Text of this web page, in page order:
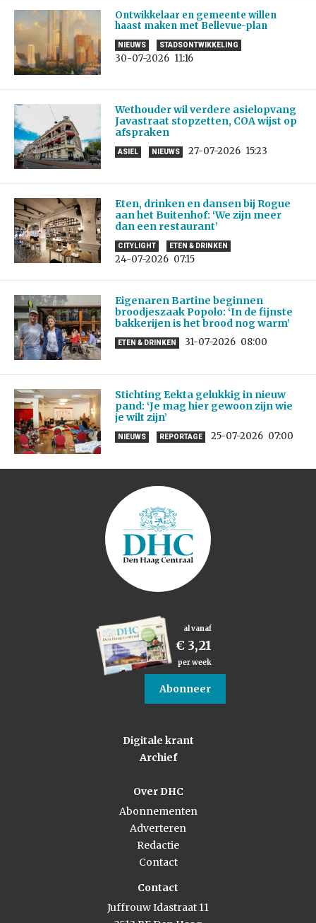
Ontwikkelaar en gemeente willen
haast maken met Bellevue-plan
NIEUWS STADSONTWIKKELING
30-07-2026 11:16
Wethouder wil verdere asielopvang
Javastraat stopzetten, COA wijst op
afspraken
ASIEL NIEUWS 27-07-2026 15:23
Eten, drinken en dansen bij Rogue
aan het Buitenhof: ‘We zijn meer
dan een restaurant’
CITYLIGHT ETEN & DRINKEN
24-07-2026 07:15
Eigenaren Bartine beginnen
broodjeszaak Popolo: ‘In de fijnste
bakkerijen is het brood nog warm’
ETEN & DRINKEN 31-07-2026 08:00
Stichting Eekta gelukkig in nieuw
pand: ‘Je mag hier gewoon zijn wie
je wilt zijn’
NIEUWS REPORTAGE 25-07-2026 07:00
al vanaf
€ 3,21
per week
Abonneer
Digitale krant
Archief
Over DHC
Abonnementen
Adverteren
Redactie
Contact
Contact
Juffrouw Idastraat 11